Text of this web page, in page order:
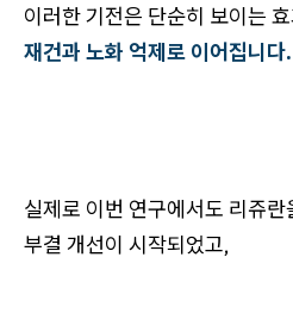
이러한 기전은 단순히 보이는
재건과 노화 억제로 이어집니다.
실제로 이번 연구에서도 리쥬
부결 개선이 시작되었고,